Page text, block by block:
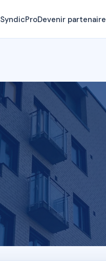
SyndicProDevenir partenaire